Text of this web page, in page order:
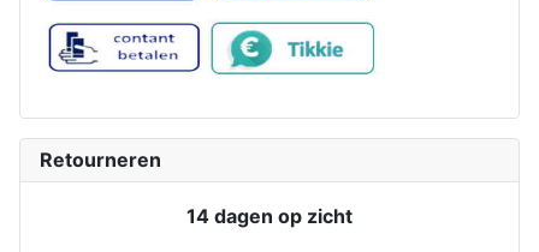
Retourneren
14 dagen op zicht